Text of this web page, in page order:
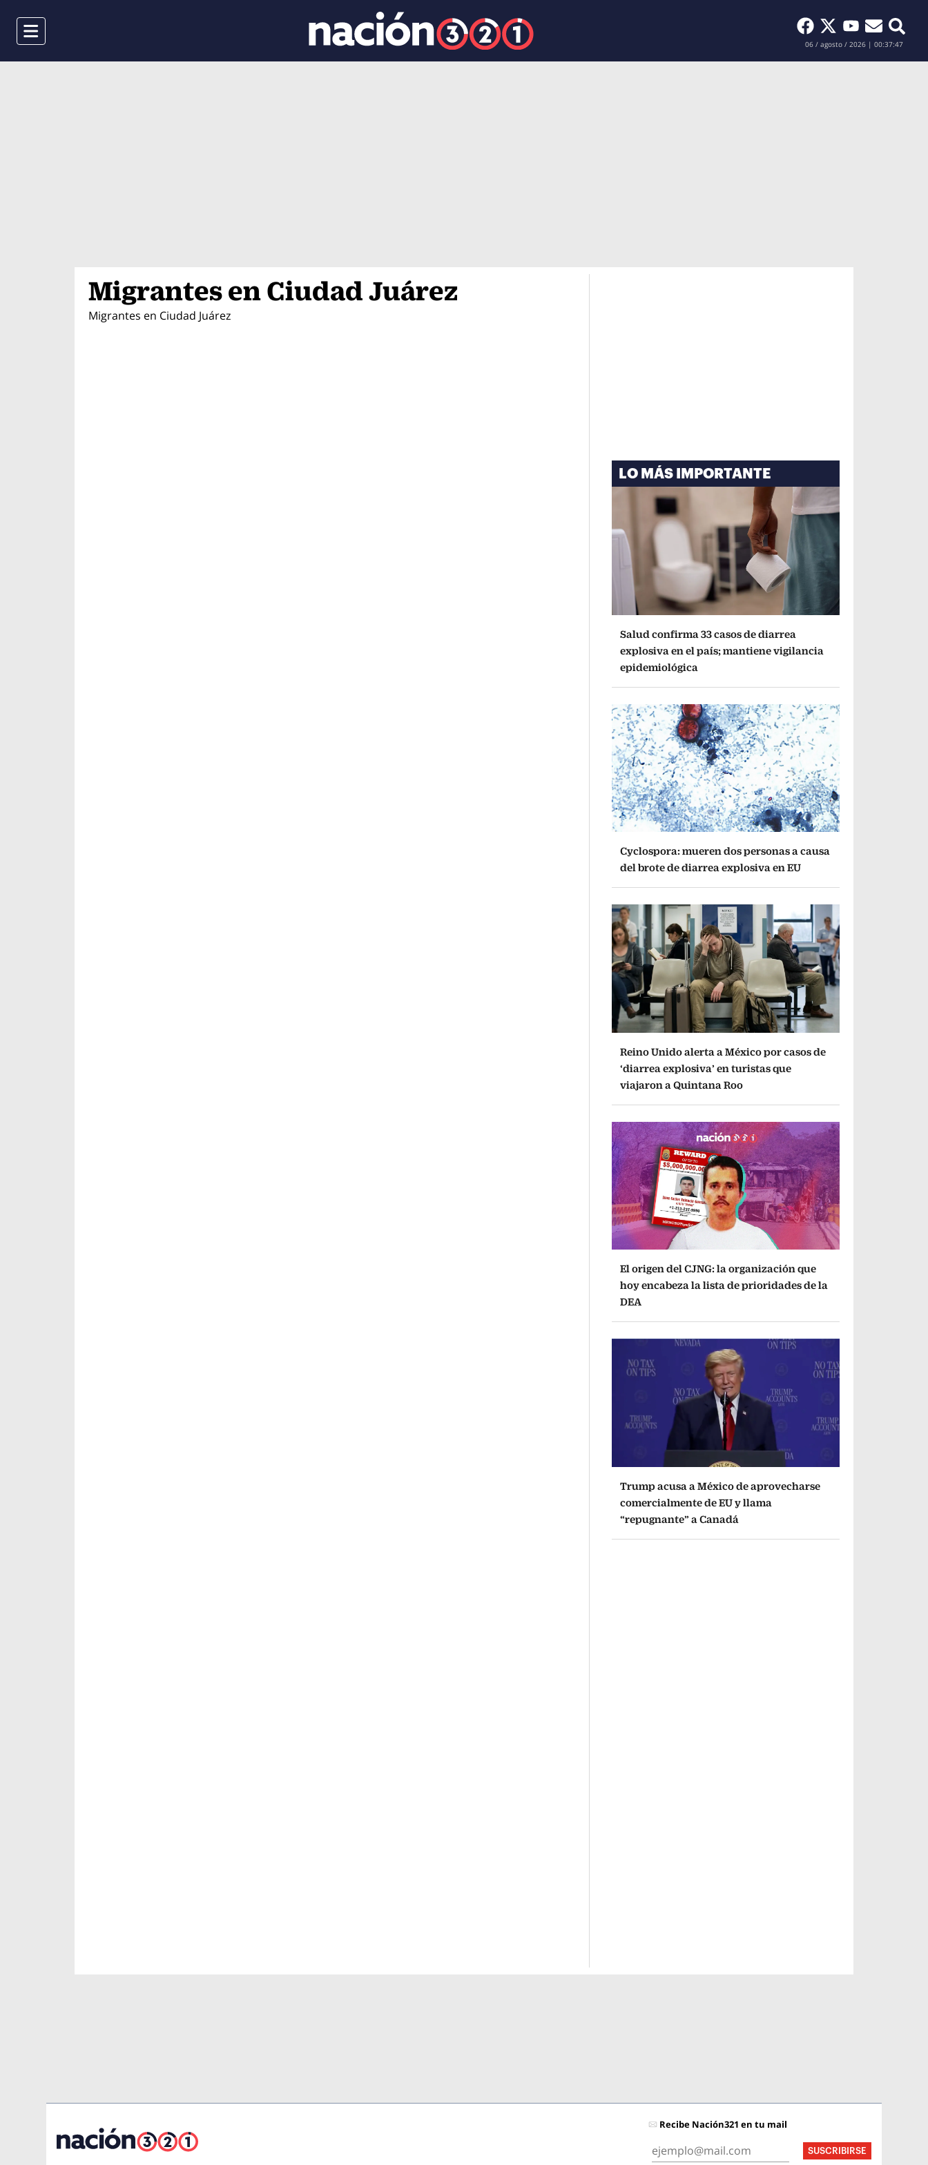
Menu Buscar
06 / agosto / 2026 | 00:37:48
Migrantes en Ciudad Juárez
Migrantes en Ciudad Juárez
LO MÁS IMPORTANTE
Salud confirma 33 casos de diarrea
explosiva en el país; mantiene vigilancia
epidemiológica
Cyclospora: mueren dos personas a causa
del brote de diarrea explosiva en EU
Reino Unido alerta a México por casos de
‘diarrea explosiva’ en turistas que
viajaron a Quintana Roo
El origen del CJNG: la organización que
hoy encabeza la lista de prioridades de la
DEA
Trump acusa a México de aprovecharse
comercialmente de EU y llama
“repugnante” a Canadá
Recibe Nación321 en tu mail
SUSCRIBIRSE